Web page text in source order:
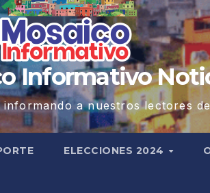
Informativo
informando a nuestros lectores
ELECCIONES 2024